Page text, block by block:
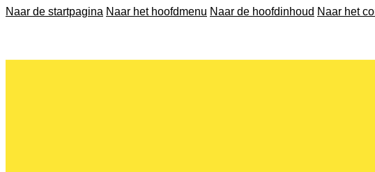
Naar de startpagina Naar het hoofdmenu Naar de hoofdinhoud Naar het